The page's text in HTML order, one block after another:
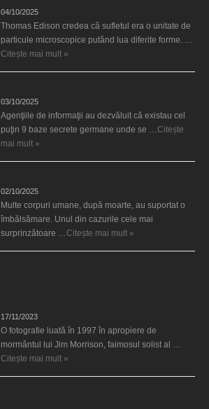
04/10/2025
Thomas Edison credea că sufletul era o unitate de
particule microscopice putând lua diferite forme. …
Citește mai mult »
03/10/2025
Agenţiile de informaţii au dezvăluit că existau cel
puţin 9 baze secrete germane unde se …Citește
mai mult »
02/10/2025
Multe corpuri umane, după moarte, au suportat o
îmbălsămare. Unul din cazurile cele mai
surprinzătoare …Citește mai mult »
17/11/2023
O fotografie luată în 1997 în apropiere de
mormântul lui Jim Morrison, faimosul solist al …
Citește mai mult »